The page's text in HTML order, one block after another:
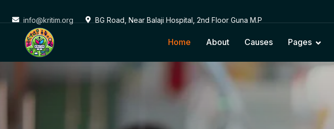
info@kritim.org BG Road, Near Balaji Hospital, 2nd Floor Guna M.P
Home About Causes Pages